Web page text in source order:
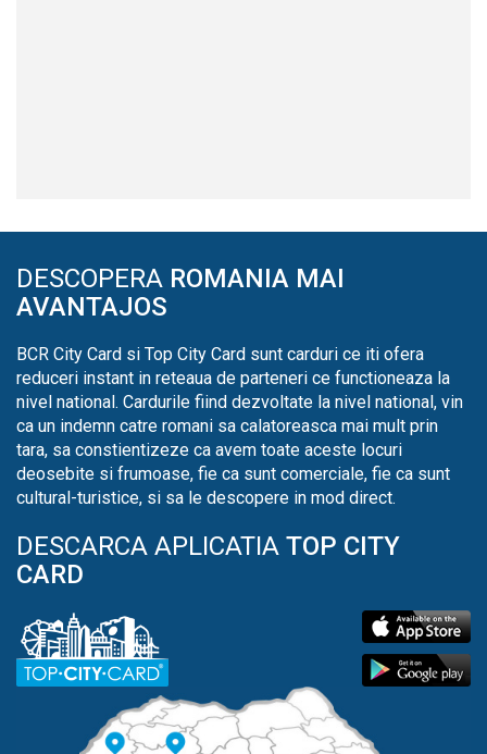
DESCOPERA ROMANIA MAI
AVANTAJOS
BCR City Card si Top City Card sunt carduri ce iti ofera
reduceri instant in reteaua de parteneri ce functioneaza la
nivel national. Cardurile fiind dezvoltate la nivel national, vin
ca un indemn catre romani sa calatoreasca mai mult prin
tara, sa constientizeze ca avem toate aceste locuri
deosebite si frumoase, fie ca sunt comerciale, fie ca sunt
cultural-turistice, si sa le descopere in mod direct.
DESCARCA APLICATIA TOP CITY
CARD